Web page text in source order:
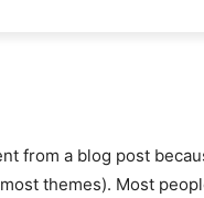
from a blog post
themes). Most